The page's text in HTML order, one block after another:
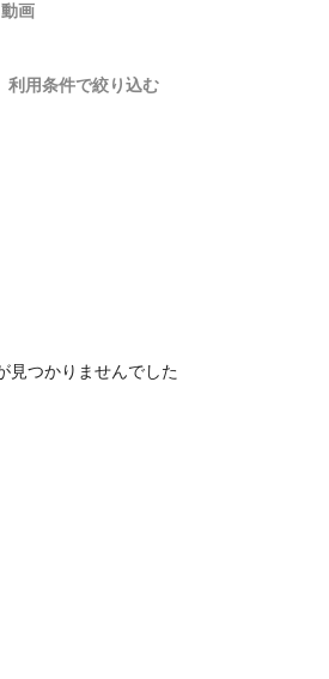
画
利用条件で絞り込む
見つかりませんでした